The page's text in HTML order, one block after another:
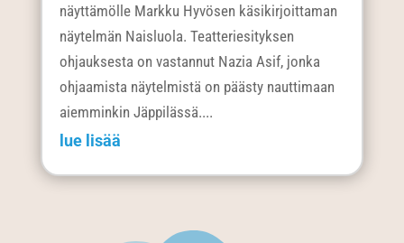
näyttämölle Markku Hyvösen käsikirjoittaman
näytelmän Naisluola. Teatteriesityksen
ohjauksesta on vastannut Nazia Asif, jonka
ohjaamista näytelmistä on päästy nauttimaan
aiemminkin Jäppilässä....
lue lisää